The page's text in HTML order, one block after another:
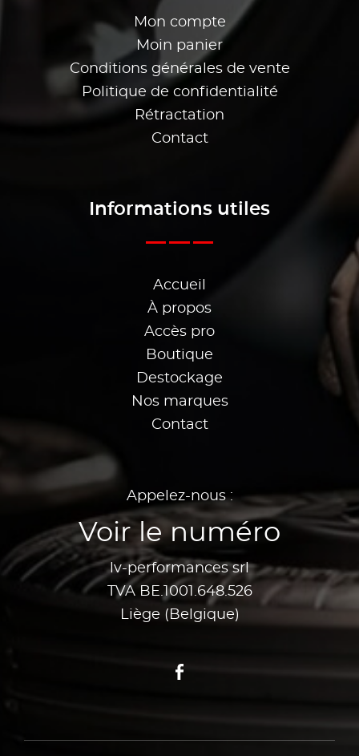
Mon compte
Moin panier
Conditions générales de vente
Politique de confidentialité
Rétractation
Contact
Informations utiles
Accueil
À propos
Accès pro
Boutique
Destockage
Nos marques
Contact
Appelez-nous :
Voir le numéro
lv-performances srl
TVA BE.1001.648.526
Liège (Belgique)